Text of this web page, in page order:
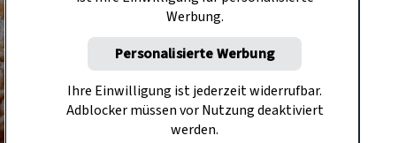
Werbung.
Personalisierte Werbung
Ihre Einwilligung ist jederzeit widerrufbar.
Adblocker müssen vor Nutzung deaktiviert
werden.